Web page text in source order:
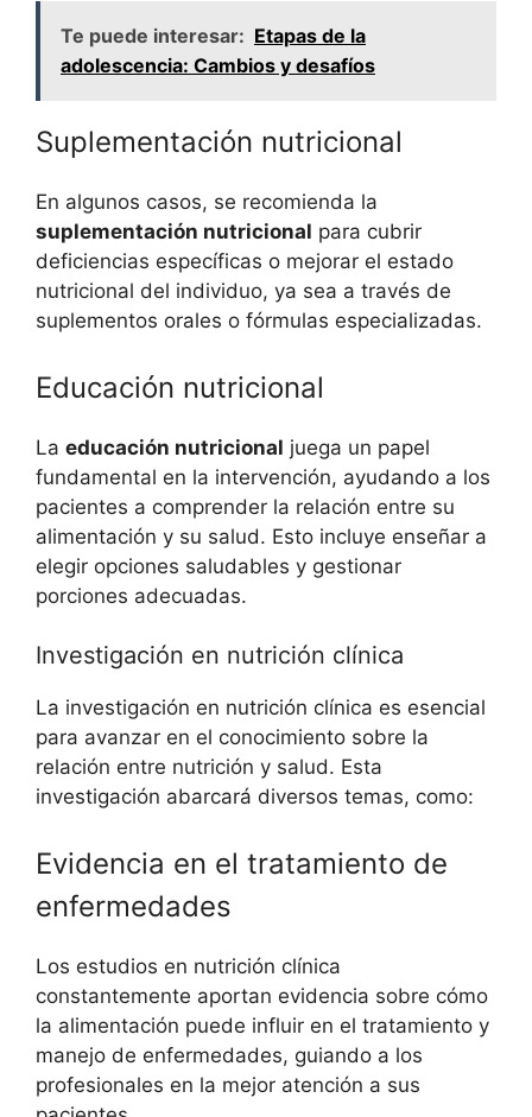
Te puede interesar: Etapas de la
adolescencia: Cambios y desafíos
Suplementación nutricional
En algunos casos, se recomienda la
suplementación nutricional para cubrir
deficiencias específicas o mejorar el estado
nutricional del individuo, ya sea a través de
suplementos orales o fórmulas especializadas.
Educación nutricional
La educación nutricional juega un papel
fundamental en la intervención, ayudando a los
pacientes a comprender la relación entre su
alimentación y su salud. Esto incluye enseñar a
elegir opciones saludables y gestionar
porciones adecuadas.
Investigación en nutrición clínica
La investigación en nutrición clínica es esencial
para avanzar en el conocimiento sobre la
relación entre nutrición y salud. Esta
investigación abarcará diversos temas, como:
Evidencia en el tratamiento de
enfermedades
Los estudios en nutrición clínica
constantemente aportan evidencia sobre cómo
la alimentación puede influir en el tratamiento y
manejo de enfermedades, guiando a los
profesionales en la mejor atención a sus